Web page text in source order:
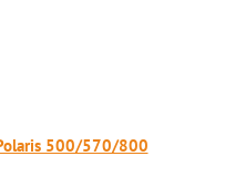
500/570/800